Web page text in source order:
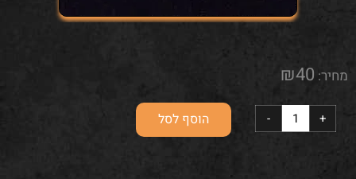
מחיר: ₪40
הוסף לסל